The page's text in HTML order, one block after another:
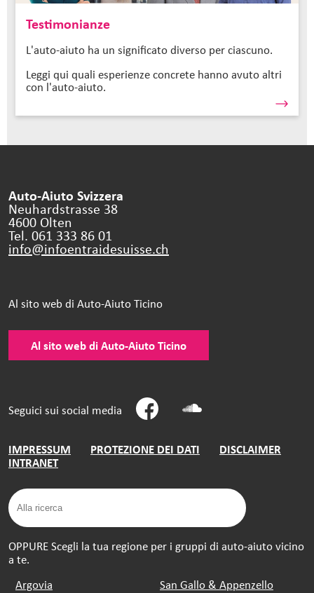
Testimonianze
L'auto-aiuto ha un significato diverso per ciascuno.
Leggi qui quali esperienze concrete hanno avuto altri
con l'auto-aiuto.
Auto-Aiuto Svizzera
Neuhardstrasse 38
4600 Olten
Tel. 061 333 86 01
info@infoentraidesuisse.ch
Al sito web di Auto-Aiuto Ticino
Al sito web di Auto-Aiuto Ticino
Seguici sui social media
IMPRESSUM PROTEZIONE DEI DATI
DISCLAIMER
INTRANET
OPPURE Scegli la tua regione per i gruppi di auto-aiuto vicino
a te.
Argovia
San Gallo & Appenzello